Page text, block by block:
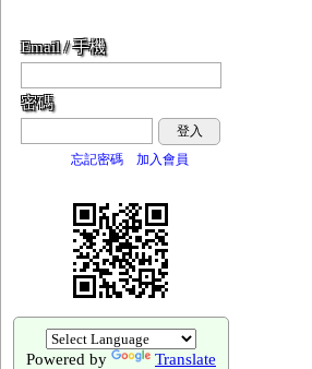
Email / 手機
密碼
登入
忘記密碼
加入會員
Powered by Translate